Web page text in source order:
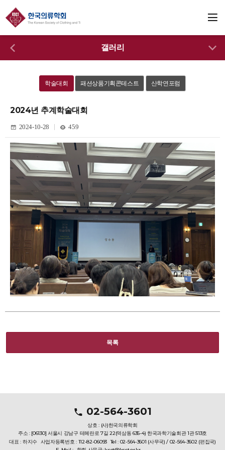
갤러리
학술대회 패션상품기획콘테스트 산학연포럼
2024년 추계학술대회
2024-10-28 459
목록
02-564-3601
상호 : (사)한국의류학회
주소 : [06130] 서울시 강남구 테헤란로 7길 22(역삼동 635-4) 한국과학기술회관 1관 513호
대표 : 하지수 사업자등록번호 : 112-82-06093 Tel : 02-564-3601 (사무국) / 02-564-3602 (편집국)